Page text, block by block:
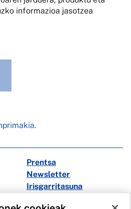
informazioa jasotzea
Prentsa
Newsletter
Irisgarritasuna